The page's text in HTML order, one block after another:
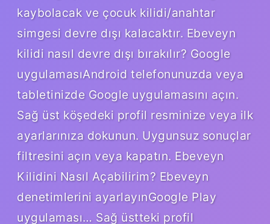
kaybolacak ve çocuk kilidi/anahtar
simgesi devre dışı kalacaktır. Ebeveyn
kilidi nasıl devre dışı bırakılır? Google
uygulamasıAndroid telefonunuzda veya
tabletinizde Google uygulamasını açın.
Sağ üst köşedeki profil resminize veya ilk
ayarlarınıza dokunun. Uygunsuz sonuçlar
filtresini açın veya kapatın. Ebeveyn
Kilidini Nasıl Açabilirim? Ebeveyn
denetimlerini ayarlayınGoogle Play
uygulaması… Sağ üstteki profil